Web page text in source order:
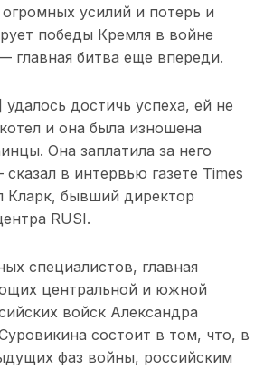
усилий и потерь и
победы Кремля в войне
главная битва еще впереди.
достичь успеха, ей не
и она была изношена
Она заплатила за него
в интервью газете Times
Кларк, бывший директор
RUSI.
специалистов, главная
центральной и южной
войск Александра
состоит в том, что, в
фаз войны, российским